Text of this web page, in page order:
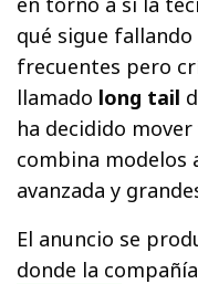
qué sigue
frecuentes pero
llamado long tail
ha decidido
combina modelos
avanzada y
El anuncio se
donde la